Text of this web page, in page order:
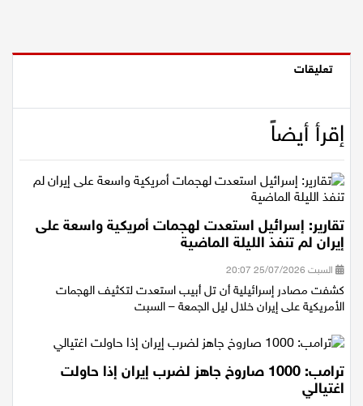
إقرأ أيضاً
تقارير: إسرائيل استعدت لهجمات أمريكية واسعة على
إيران لم تنفذ الليلة الماضية
السبت 25/07/2026 20:07
كشفت مصادر إسرائيلية أن تل أبيب استعدت لتكثيف الهجمات